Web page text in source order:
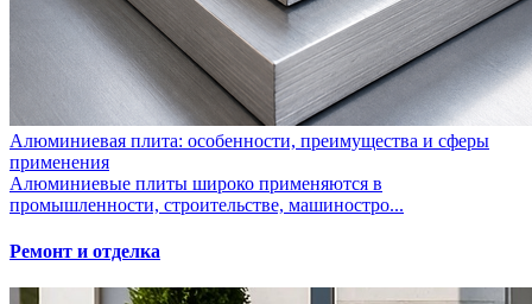
Алюминиевая плита: особенности, преимущества и сферы
применения
Алюминиевые плиты широко применяются в
промышленности, строительстве, машиностро...
Ремонт и отделка